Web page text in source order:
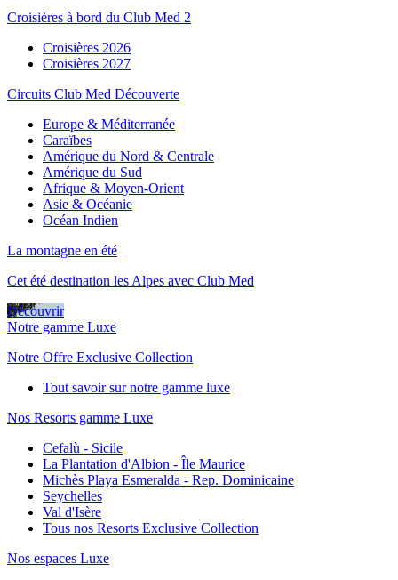
Croisières à bord du Club Med 2
Croisières 2026
Croisières 2027
Circuits Club Med Découverte
Europe & Méditerranée
Caraïbes
Amérique du Nord & Centrale
Amérique du Sud
Afrique & Moyen-Orient
Asie & Océanie
Océan Indien
La montagne en été
Cet été destination les Alpes avec Club Med
Découvrir
Notre gamme Luxe
Notre Offre Exclusive Collection
Tout savoir sur notre gamme luxe
Nos Resorts gamme Luxe
Cefalù - Sicile
La Plantation d'Albion - Île Maurice
Michès Playa Esmeralda - Rep. Dominicaine
Seychelles
Val d'Isère
Tous nos Resorts Exclusive Collection
Nos espaces Luxe